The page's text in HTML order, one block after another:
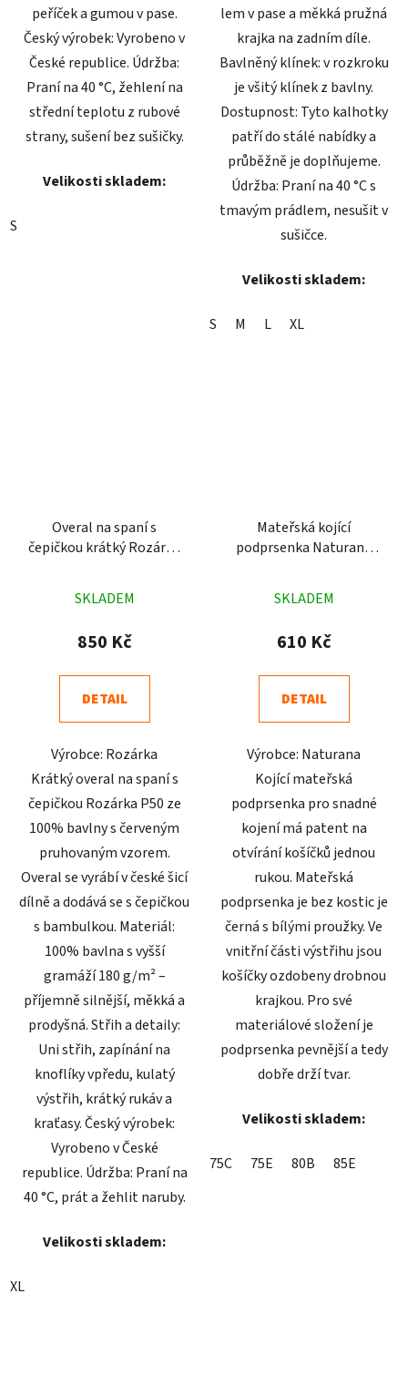
peříček a gumou v pase.
Český výrobek: Vyrobeno v
České republice. Údržba:
Praní na 40 °C, žehlení na
střední teplotu z rubové
strany, sušení bez sušičky.
Velikosti skladem:
S
lem v pase a měkká pružná
krajka na zadním díle.
Bavlněný klínek: v rozkroku
je všitý klínek z bavlny.
Dostupnost: Tyto kalhotky
patří do stálé nabídky a
průběžně je doplňujeme.
Údržba: Praní na 40 °C s
tmavým prádlem, nesušit v
sušičce.
Velikosti skladem:
S M L XL
Overal na spaní s
čepičkou krátký Rozárka
hodnocení
produktu
4,6
z
hvězdiček.
SKLADEM
850 Kč
DETAIL
Výrobce: Rozárka
Krátký overal na spaní s
čepičkou Rozárka P50 ze
100% bavlny s červeným
pruhovaným vzorem.
Overal se vyrábí v české šicí
dílně a dodává se s čepičkou
s bambulkou. Materiál:
100% bavlna s vyšší
gramáží 180 g/m² –
příjemně silnější, měkká a
prodyšná. Střih a detaily:
Uni střih, zapínání na
knoflíky vpředu, kulatý
výstřih, krátký rukáv a
kraťasy. Český výrobek:
Vyrobeno v České
republice. Údržba: Praní na
40 °C, prát a žehlit naruby.
Velikosti skladem:
XL
Mateřská kojící
podprsenka Naturana
hodnocení
produktu
4,9
z
hvězdiček.
SKLADEM
610 Kč
DETAIL
Výrobce: Naturana
Kojící mateřská
podprsenka pro snadné
kojení má patent na
otvírání košíčků jednou
rukou. Mateřská
podprsenka je bez kostic je
černá s bílými proužky. Ve
vnitřní části výstřihu jsou
košíčky ozdobeny drobnou
krajkou. Pro své
materiálové složení je
podprsenka pevnější a tedy
dobře drží tvar.
Velikosti skladem:
75C 75E 80B 85E